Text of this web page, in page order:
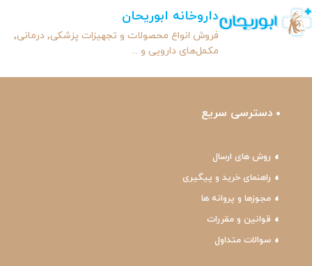
داروخانه ابوریحان
فروش انواع محصولات و تجهیزات پزشکی٬ درمانی٬
مکمل‌های دارویی و ...
دسترسی سریع
روش های ارسال
راهنمای خرید و پیگیری
مجوزها و پروانه ها
قوانین و مقررات
سوالات متداول